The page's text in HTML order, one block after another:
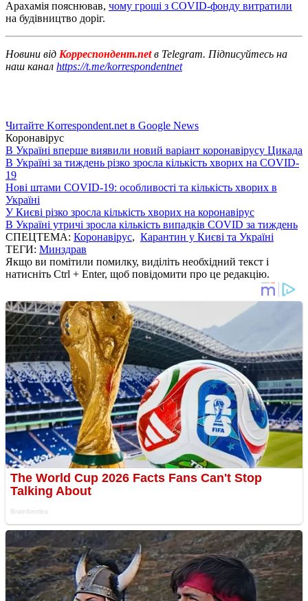
Арахамія пояснював, чому гроші з COVID-фонду витратили
на будівництво доріг.
Новини від Корреспондент.netв Telegram. Підписуйтесь на
наш канал https://t.me/korrespondentnet
Читайте Korrespondent.net в Google News
Коронавірус
В Україні вперше виявили новий варіант коронавірусу Цикада
В Україні за тиждень різко зросла кількість хворих на COVID-
19
Нові штами COVID-19: особливості та кількість хворих в
Україні
У Києві різко зросла кількість хворих на коронавірус
В Україні утричі зросла кількість випадків COVID за тиждень
СПЕЦТЕМА: Коронавірус, Карантин у Києві та Україні
ТЕГИ: Минздрав
Якщо ви помітили помилку, виділіть необхідний текст і
натисніть Ctrl + Enter, щоб повідомити про це редакцію.